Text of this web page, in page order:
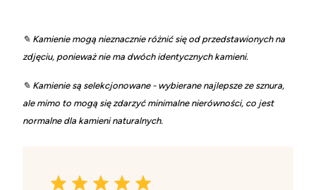
✎ Kamienie mogą nieznacznie różnić się od przedstawionych na
zdjęciu, ponieważ nie ma dwóch identycznych kamieni.
✎ Kamienie są selekcjonowane - wybierane najlepsze ze sznura,
ale mimo to mogą się zdarzyć minimalne nierówności, co jest
normalne dla kamieni naturalnych.